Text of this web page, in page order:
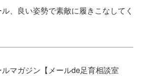
、良い姿勢で素敵に履きこなしてく
マガジン【メールde足育相談室